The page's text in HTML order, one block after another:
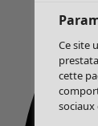
Ce site
cette
sociaux